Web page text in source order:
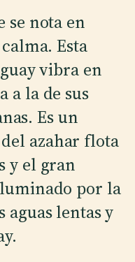
se nota en
Esta
vibra en
a la de sus
Es un
azahar flota
y el gran
por la
aguas lentas y